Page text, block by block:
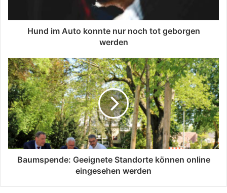
Hund im Auto konnte nur noch tot geborgen
werden
Baumspende: Geeignete Standorte können online
eingesehen werden